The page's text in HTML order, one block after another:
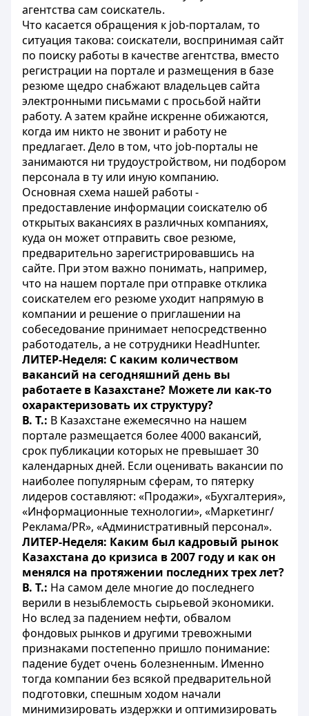
агентства сам соискатель.
Что касается обращения к job-порталам, то
ситуация такова: соискатели, воспринимая сайт
по поиску работы в качестве агентства, вместо
регистрации на портале и размещения в базе
резюме щедро снабжают владельцев сайта
электронными письмами с просьбой найти
работу. А затем крайне искренне обижаются,
когда им никто не звонит и работу не
предлагает. Дело в том, что job-порталы не
занимаются ни трудоустройством, ни подбором
персонала в ту или иную компанию.
Основная схема нашей работы -
предоставление информации соискателю об
открытых вакансиях в различных компаниях,
куда он может отправить свое резюме,
предварительно зарегистрировавшись на
сайте. При этом важно понимать, например,
что на нашем портале при отправке отклика
соискателем его резюме уходит напрямую в
компании и решение о приглашении на
собеседование принимает непосредственно
работодатель, а не сотрудники HeadHunter.
ЛИТЕР-Неделя: С каким количеством
вакансий на сегодняшний день вы
работаете в Казахстане? Можете ли как-то
охарактеризовать их структуру?
В. Т.: В Казахстане ежемесячно на нашем
портале размещается более 4000 вакансий,
срок публикации которых не превышает 30
календарных дней. Если оценивать вакансии по
наиболее популярным сферам, то пятерку
лидеров составляют: «Продажи», «Бухгалтерия»,
«Информационные технологии», «Маркетинг/
Реклама/PR», «Административный персонал».
ЛИТЕР-Неделя: Каким был кадровый рынок
Казахстана до кризиса в 2007 году и как он
менялся на протяжении последних трех лет?
В. Т.: На самом деле многие до последнего
верили в незыблемость сырьевой экономики.
Но вслед за падением нефти, обвалом
фондовых рынков и другими тревожными
признаками постепенно пришло понимание:
падение будет очень болезненным. Именно
тогда компании без всякой предварительной
подготовки, спешным ходом начали
минимизировать издержки и оптимизировать